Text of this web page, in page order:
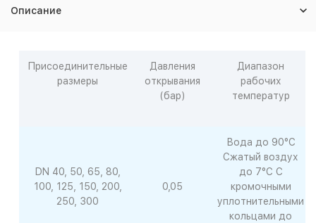
Описание
Присоединительные
размеры
Давления
открывания
(бар)
Диапазон
рабочих
температур
DN 40, 50, 65, 80,
100, 125, 150, 200,
250, 300
0,05
Вода до 90°С
Сжатый воздух
до 7°С С
кромочными
уплотнительными
кольцами до